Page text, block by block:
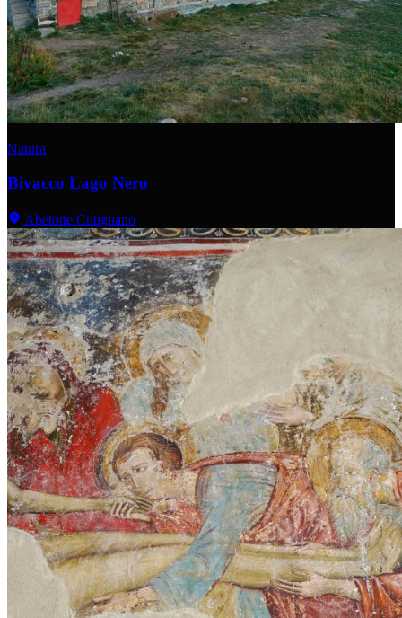
Natura
Bivacco Lago Nero
Abetone Cutigliano